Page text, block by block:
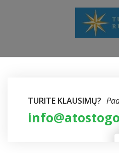
TURITE KLAUSIMŲ?